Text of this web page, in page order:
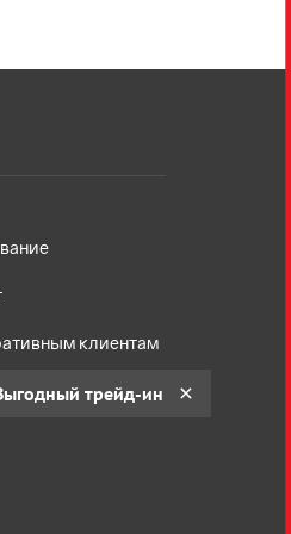
клиентам
трейд-ин